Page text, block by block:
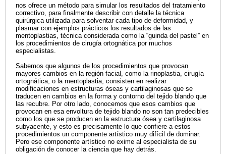
nos ofrece un método para simular los resultados del tratamiento
correctivo, para finalmente describir con detalle la técnica
quirúrgica utilizada para solventar cada tipo de deformidad, y
plasmar con ejemplos prácticos los resultados de las
mentoplastias, técnica considerada como la “guinda del pastel” en
los procedimientos de cirugía ortognática por muchos
especialistas.
Sabemos que algunos de los procedimientos que provocan
mayores cambios en la región facial, como la rinoplastia, cirugía
ortognática, o la mentoplastia, consisten en realizar
modificaciones en estructuras óseas y cartilaginosas que se
traducen en cambios en la forma y contorno del tejido blando que
las recubre. Por otro lado, conocemos que esos cambios que
provocan en esa envoltura de tejido blando no son tan predecibles
como los que se producen en la estructura ósea y cartilaginosa
subyacente, y esto es precisamente lo que confiere a estos
procedimientos un componente artístico muy difícil de dominar.
Pero ese componente artístico no exime al especialista de su
obligación de conocer la ciencia que hay detrás.